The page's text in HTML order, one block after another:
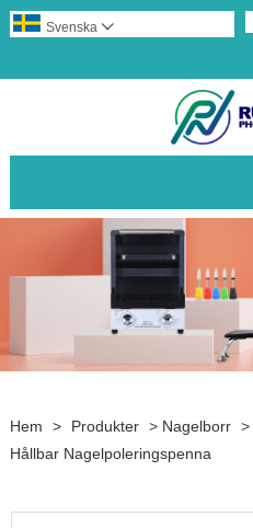
Svenska 
Hem > Produkter > Nagelborr >
Hållbar Nagelpoleringspenna